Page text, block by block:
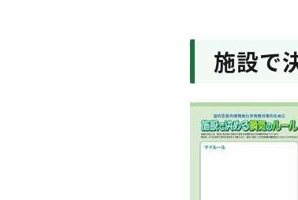
施設で